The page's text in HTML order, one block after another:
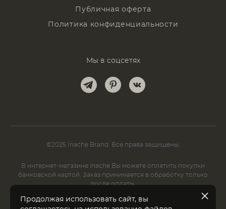
Публичная оферта
Политика конфиденциальности
Мы в соцсетях
©2025 Inache Brand. Все права защищены.
В интернет-магазине inache Вы можете оплатить покупки
банковской картой. Заказ принимается в обработку только
после оплаты.
Продолжая использовать сайт, вы